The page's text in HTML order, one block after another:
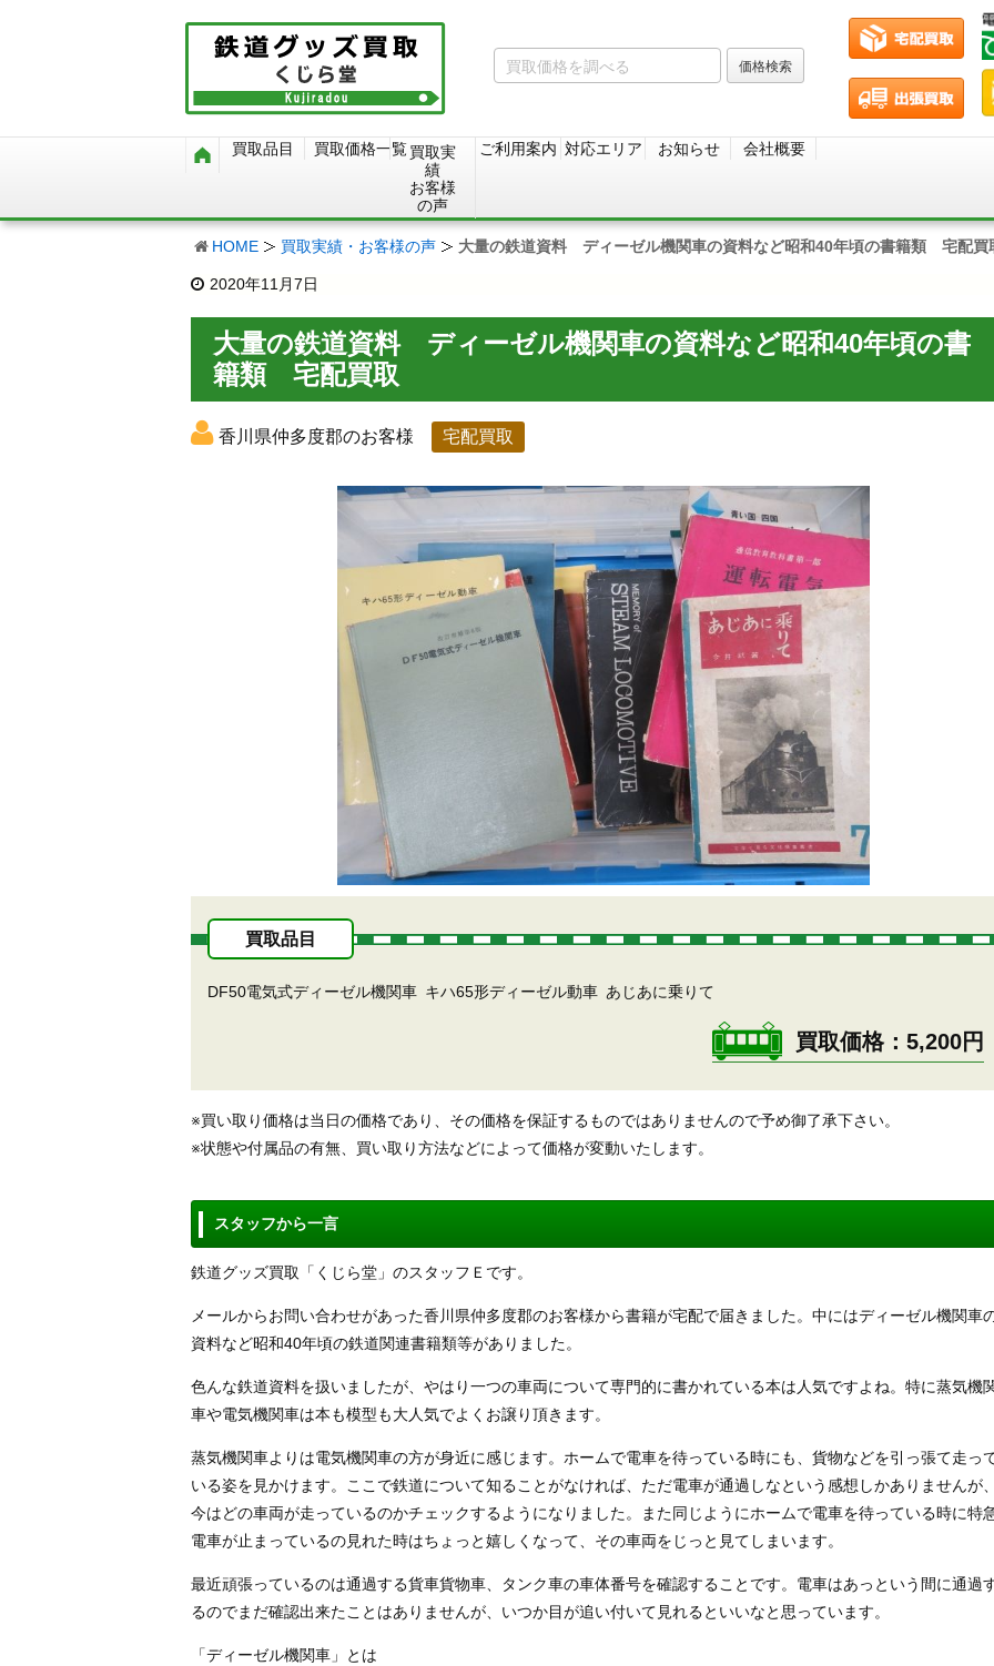
買取品目 買取価格一覧買取実
績
お客様
の声
ご利用案内 対応エリア お知らせ 会社概要
HOME 買取実績・お客様の声 大量の鉄道資料 ディーゼル機関車の資料など昭和40年頃の書籍類 宅配買
2020年11月7日
大量の鉄道資料 ディーゼル機関車の資料など昭和40年頃の書
籍類 宅配買取
香川県仲多度郡のお客様 宅配買取
買取品目
DF50電気式ディーゼル機関車 キハ65形ディーゼル動車 あじあに乗りて
買取価格 5,200円
※買い取り価格は当日の価格であり、その価格を保証するものではありませんので予め御了承下さい。
※状態や付属品の有無、買い取り方法などによって価格が変動いたします。
スタッフから一言
鉄道グッズ買取「くじら堂」のスタッフＥです。
メールからお問い合わせがあった香川県仲多度郡のお客様から書籍が宅配で届きました。中にはディーゼル機関車
資料など昭和40年頃の鉄道関連書籍類等がありました。
色んな鉄道資料を扱いましたが、やはり一つの車両について専門的に書かれている本は人気ですよね。特に蒸気機
車や電気機関車は本も模型も大人気でよくお譲り頂きます。
蒸気機関車よりは電気機関車の方が身近に感じます。ホームで電車を待っている時にも、貨物などを引っ張て走っ
いる姿を見かけます。ここで鉄道について知ることがなければ、ただ電車が通過しなという感想しかありませんが、
今はどの車両が走っているのかチェックするようになりました。また同じようにホームで電車を待っている時に特
電車が止まっているの見れた時はちょっと嬉しくなって、その車両をじっと見てしまいます。
最近頑張っているのは通過する貨車貨物車、タンク車の車体番号を確認することです。電車はあっという間に通過
るのでまだ確認出来たことはありませんが、いつか目が追い付いて見れるといいなと思っています。
「ディーゼル機関車」とは